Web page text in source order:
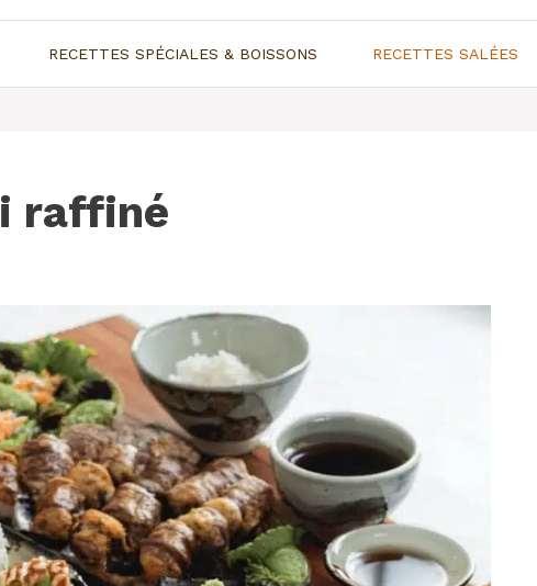
RECETTES SPÉCIALES & BOISSONS RECETTES SALÉES
raffiné